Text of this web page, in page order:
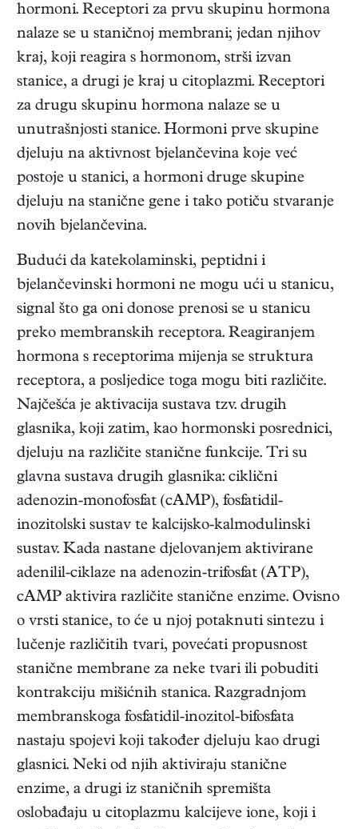
hormoni. Receptori za prvu skupinu hormona
nalaze se u staničnoj membrani; jedan njihov
kraj, koji reagira s hormonom, strši izvan
stanice, a drugi je kraj u citoplazmi. Receptori
za drugu skupinu hormona nalaze se u
unutrašnjosti stanice. Hormoni prve skupine
djeluju na aktivnost bjelančevina koje već
postoje u stanici, a hormoni druge skupine
djeluju na stanične gene i tako potiču stvaranje
novih bjelančevina.
Budući da katekolaminski, peptidni i
bjelančevinski hormoni ne mogu ući u stanicu,
signal što ga oni donose prenosi se u stanicu
preko membranskih receptora. Reagiranjem
hormona s receptorima mijenja se struktura
receptora, a posljedice toga mogu biti različite.
Najčešća je aktivacija sustava tzv. drugih
glasnika, koji zatim, kao hormonski posrednici,
djeluju na različite stanične funkcije. Tri su
glavna sustava drugih glasnika: ciklični
adenozin-monofosfat (cAMP), fosfatidil-
inozitolski sustav te kalcijsko-kalmodulinski
sustav. Kada nastane djelovanjem aktivirane
adenilil-ciklaze na adenozin-trifosfat (ATP),
cAMP aktivira različite stanične enzime. Ovisno
o vrsti stanice, to će u njoj potaknuti sintezu i
lučenje različitih tvari, povećati propusnost
stanične membrane za neke tvari ili pobuditi
kontrakciju mišićnih stanica. Razgradnjom
membranskoga fosfatidil-inozitol-bifosfata
nastaju spojevi koji također djeluju kao drugi
glasnici. Neki od njih aktiviraju stanične
enzime, a drugi iz staničnih spremišta
oslobađaju u citoplazmu kalcijeve ione, koji i